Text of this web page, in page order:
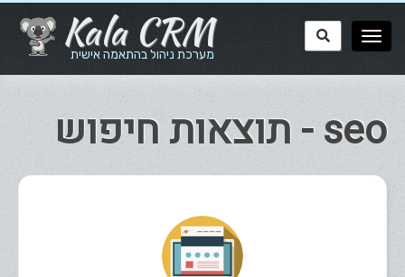
Kala CRM
מערכת ניהול בהתאמה אישית
seo - תוצאות חיפוש